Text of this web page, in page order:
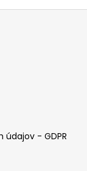
- GDPR